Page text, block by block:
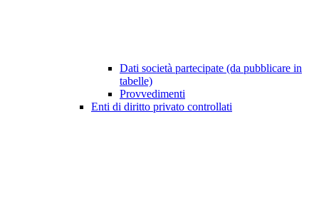
Dati società partecipate (da pubblicare in
tabelle)
Provvedimenti
Enti di diritto privato controllati